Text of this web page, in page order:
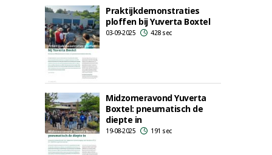
Praktijkdemonstraties
ploffen bij Yuverta Boxtel
03-09-2025 428 sec
Midzomeravond Yuverta
Boxtel: pneumatisch de
diepte in
19-08-2025 191 sec